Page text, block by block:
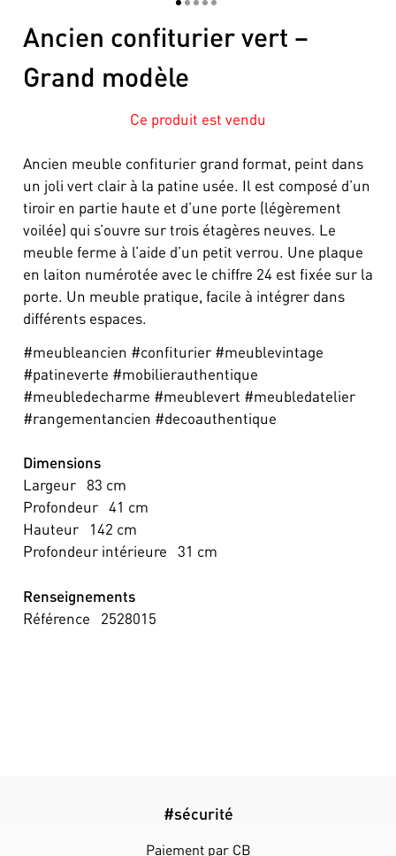
12345
Ancien confiturier vert –
Grand modèle
Ce produit est vendu
Ancien meuble confiturier grand format, peint dans
un joli vert clair à la patine usée. Il est composé d’un
tiroir en partie haute et d’une porte (légèrement
voilée) qui s’ouvre sur trois étagères neuves. Le
meuble ferme à l’aide d’un petit verrou. Une plaque
en laiton numérotée avec le chiffre 24 est fixée sur la
porte. Un meuble pratique, facile à intégrer dans
différents espaces.
#meubleancien #confiturier #meublevintage
#patineverte #mobilierauthentique
#meubledecharme #meublevert #meubledatelier
#rangementancien #decoauthentique
Dimensions
Largeur
83 cm
Profondeur 41 cm
Hauteur
142 cm
Profondeur intérieure
31 cm
Renseignements
Référence
2528015
#sécurité
Paiement par CB